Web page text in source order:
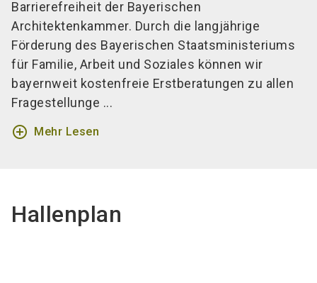
Barrierefreiheit der Bayerischen
Architektenkammer. Durch die langjährige
Förderung des Bayerischen Staatsministeriums
für Familie, Arbeit und Soziales können wir
bayernweit kostenfreie Erstberatungen zu allen
Fragestellunge ...
add_circle_outline Mehr Lesen
Hallenplan